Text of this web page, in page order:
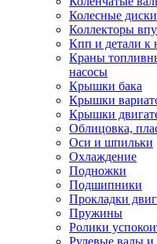
Колесные диски
Коллекторы
Кпп и детали к
Краны
насосы
Крышки бака
Крышки
Крышки
Облицовка,
Оси и шпильки
Охлаждение
Подножки
Подшипники
Прокладки
Пружины
Ролики
Рулевые валы и